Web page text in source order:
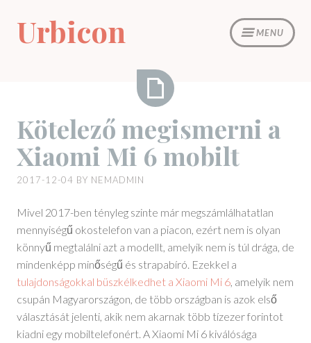
content
MENU
Urbicon
megismerni
Xiaomi
Mi
mobilt
Kötelező megismerni a
Xiaomi Mi 6 mobilt
2017-12-04 BY NEMADMIN
Mivel 2017-ben tényleg szinte már megszámlálhatatlan
mennyiségű okostelefon van a piacon, ezért nem is olyan
könnyű megtalálni azt a modellt, amelyik nem is túl drága, de
mindenképp minőségű és strapabíró. Ezekkel a
tulajdonságokkal büszkélkedhet a Xiaomi Mi 6 , amelyik nem
csupán Magyarországon, de több országban is azok első
választását jelenti, akik nem akarnak több tízezer forintot
kiadni egy mobiltelefonért. A Xiaomi Mi 6 kiválósága